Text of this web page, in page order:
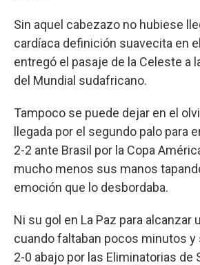
Sin aquel cabezazo no hubiese
cardíaca definición suavecita en
entregó el pasaje de la Celeste a
del Mundial sudafricano.
Tampoco se puede dejar en el
llegada por el segundo palo para
2-2 ante Brasil por la Copa
mucho menos sus manos
emoción que lo desbordaba.
Ni su gol en La Paz para alcanzar
cuando faltaban pocos minutos y
2-0 abajo por las Eliminatorias de